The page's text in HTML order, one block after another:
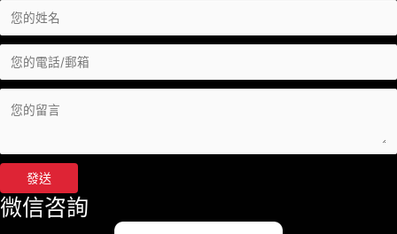
發送
微信咨詢